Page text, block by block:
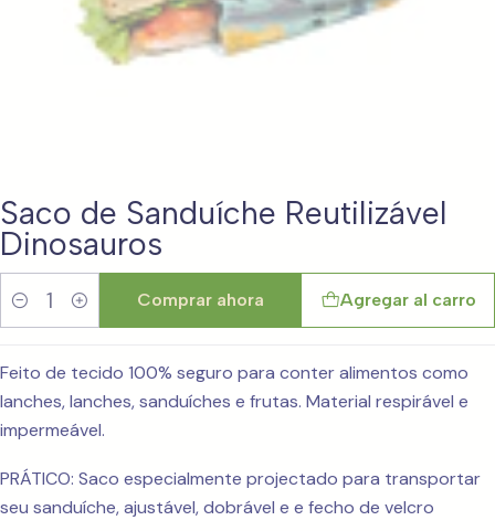
Saco de Sanduíche Reutilizável
Dinosauros
Cantidad
Agregar al carro
Comprar ahora
Feito de tecido 100% seguro para conter alimentos como
lanches, lanches, sanduíches e frutas. Material respirável e
impermeável.
PRÁTICO: Saco especialmente projectado para transportar
seu sanduíche, ajustável, dobrável e e fecho de velcro